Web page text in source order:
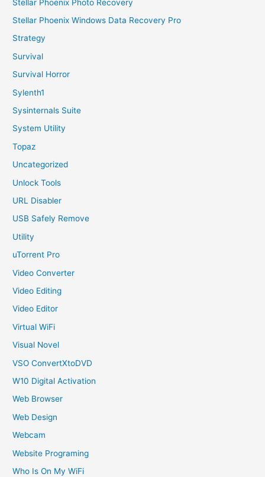
Stellar Phoenix Photo Recovery
Stellar Phoenix Windows Data Recovery Pro
Strategy
Survival
Survival Horror
Sylenth1
Sysinternals Suite
System Utility
Topaz
Uncategorized
Unlock Tools
URL Disabler
USB Safely Remove
Utility
uTorrent Pro
Video Converter
Video Editing
Video Editor
Virtual WiFi
Visual Novel
VSO ConvertXtoDVD
W10 Digital Activation
Web Browser
Web Design
Webcam
Website Programing
Who Is On My WiFi